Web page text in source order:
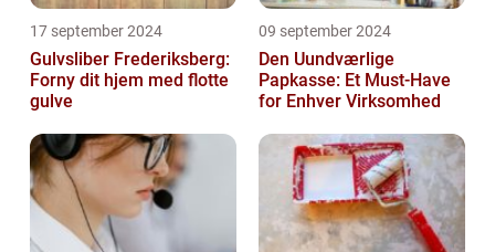
17 september 2024
Gulvsliber Frederiksberg:
Forny dit hjem med flotte
gulve
09 september 2024
Den Uundværlige
Papkasse: Et Must-Have
for Enhver Virksomhed